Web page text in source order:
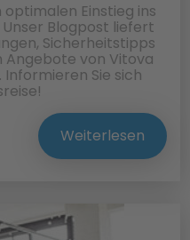
Einstieg ins
Blogpost liefert
Sicherheitstipps
Angebote von Vitova
Informieren Sie sich
Weiterlesen